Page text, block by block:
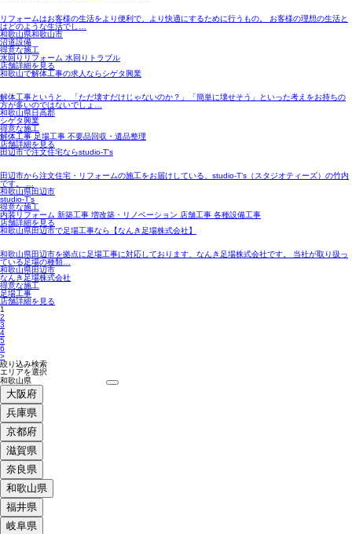
リフォームはお客様の生活をより便利で、より快適にするために行うもの。 お客様の理想の生活と
はどのような生活でし…
和歌山県和歌山市
沼道設備
得意な施工
水回りリフォーム 水回りトラブル
店舗詳細を見る
和歌山で解体工事の求人ならシゲタ興業
解体工事というと、「ただ壊すだけじゃないのか？」「簡単に壊せそう」といった考えをお持ちの
方が多いのではないでしょ…
和歌山県日高郡
シゲタ興業
得意な施工
解体工事 足場工事 不要品回収・遺品整理
店舗詳細を見る
田辺市で注文住宅ならstudio-T's
田辺市から注文住宅・リフォームの施工をお届けしている、studio-T’s（スタジオティーズ）の竹内
です。 …
和歌山県田辺市
studio-T’s
得意な施工
内装リフォーム 新築工事 増改築・リノベーション 店舗工事 各種設備工事
店舗詳細を見る
和歌山県田辺市で足場工事なら【なんき足場株式会社】
和歌山県田辺市を拠点に足場工事に対応しております、なんき足場株式会社です。 当社が取り扱っ
ている足場の種類…
和歌山県田辺市
なんき足場株式会社
得意な施工
足場工事
店舗詳細を見る
1
2
3
4
5
6
>
絞り込み検索
エリアを選択
大阪府
兵庫県
京都府
滋賀県
奈良県
和歌山県
福井県
岐阜県